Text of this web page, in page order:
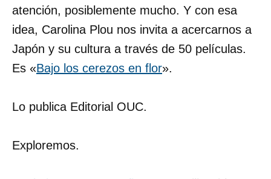
atención, posiblemente mucho. Y con esa
idea, Carolina Plou nos invita a acercarnos a
Japón y su cultura a través de 50 películas.
Es «Bajo los cerezos en flor».
Lo publica Editorial OUC.
Exploremos.